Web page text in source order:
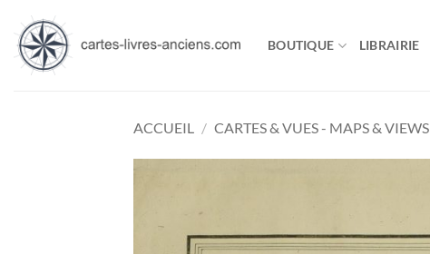
contenu
BOUTIQUE LIBRAIRIE
ACCUEIL / CARTES & VUES - MAPS & VIEWS